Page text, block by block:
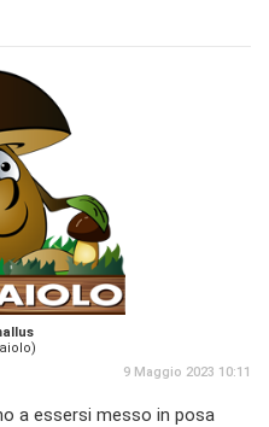
9 Maggio 2023 10:11
a essersi messo in posa